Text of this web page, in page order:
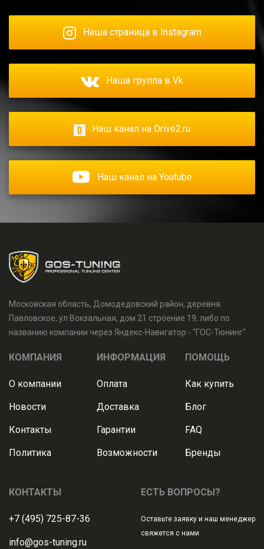
Наша страница в Instagram
Наша группа в Vk
Наш канал на Drive2.ru
Наш канал на Youtube
Московская область, Домодедовский район, деревня
Павловское, ул Вокзальная, дом 21 строение 19, либо по
названию компании через Яндекс-Навигатор - "ГОС-Тюнинг"
КОМПАНИЯ
О компании
Новости
Контакты
Политика
ИНФОРМАЦИЯ
Оплата
Доставка
Гарантии
Возможности
ПОМОЩЬ
Как купить
Блог
FAQ
Бренды
КОНТАКТЫ
+7 (495) 725-87-36
info@gos-tuning.ru
ЕСТЬ ВОПРОСЫ?
Оставьте заявку и наш менеджер
свяжется с нами